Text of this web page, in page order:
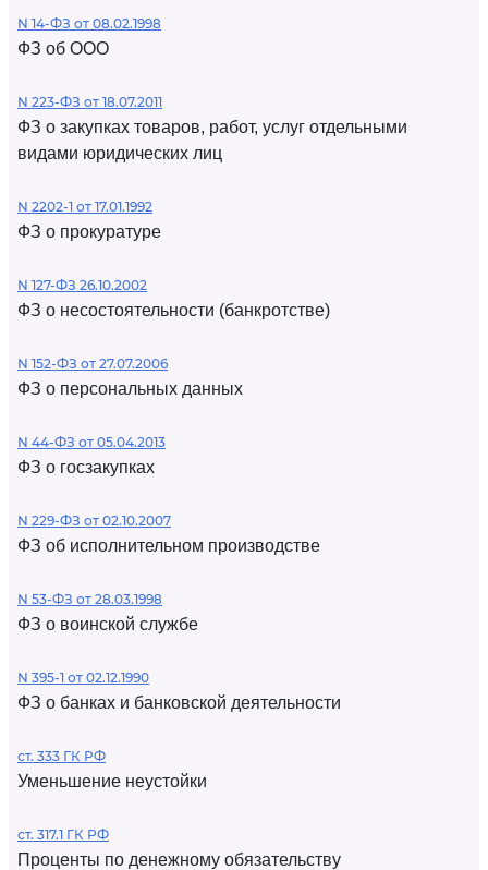
N 14-ФЗ от 08.02.1998
ФЗ об ООО
N 223-ФЗ от 18.07.2011
ФЗ о закупках товаров, работ, услуг отдельными
видами юридических лиц
N 2202-1 от 17.01.1992
ФЗ о прокуратуре
N 127-ФЗ 26.10.2002
ФЗ о несостоятельности (банкротстве)
N 152-ФЗ от 27.07.2006
ФЗ о персональных данных
N 44-ФЗ от 05.04.2013
ФЗ о госзакупках
N 229-ФЗ от 02.10.2007
ФЗ об исполнительном производстве
N 53-ФЗ от 28.03.1998
ФЗ о воинской службе
N 395-1 от 02.12.1990
ФЗ о банках и банковской деятельности
ст. 333 ГК РФ
Уменьшение неустойки
ст. 317.1 ГК РФ
Проценты по денежному обязательству